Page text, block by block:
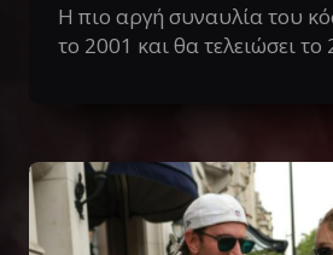
Η πιο αργή συναυλία του
το 2001 και θα τελειώσει το